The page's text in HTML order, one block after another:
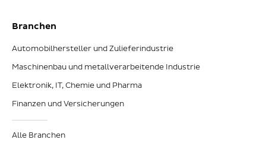
Branchen
Automobilhersteller und Zulieferindustrie
Maschinenbau und metallverarbeitende Industrie
Elektronik, IT, Chemie und Pharma
Finanzen und Versicherungen
Alle Branchen